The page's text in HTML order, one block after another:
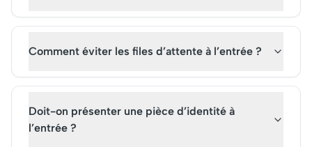
Comment éviter les files d’attente à l’entrée ?
Doit-on présenter une pièce d’identité à
l’entrée ?